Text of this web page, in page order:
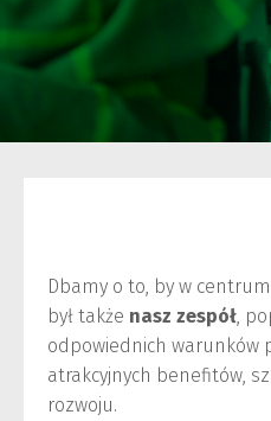
Dbamy o to, by w
był także nasz zespół ,
odpowiednich warunków
atrakcyjnych benefitów,
rozwoju.